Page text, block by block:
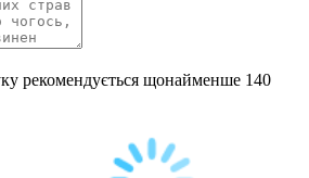
рекомендується щонайменше 140